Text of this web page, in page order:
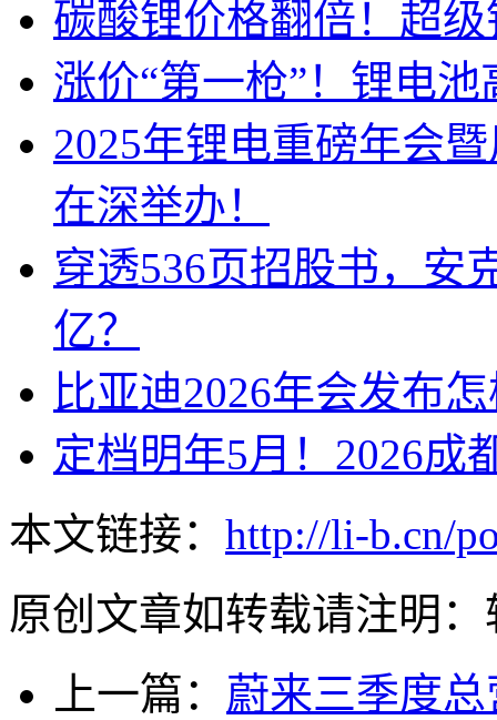
碳酸锂价格翻倍！超
涨价“第一枪”！锂电
2025年锂电重磅年会
在深举办！
穿透536页招股书，安
亿？
比亚迪2026年会发布
定档明年5月！2026成
本文链接： http://li-b.cn/
原创文章如转载请注明：
上一篇： 蔚来三季度